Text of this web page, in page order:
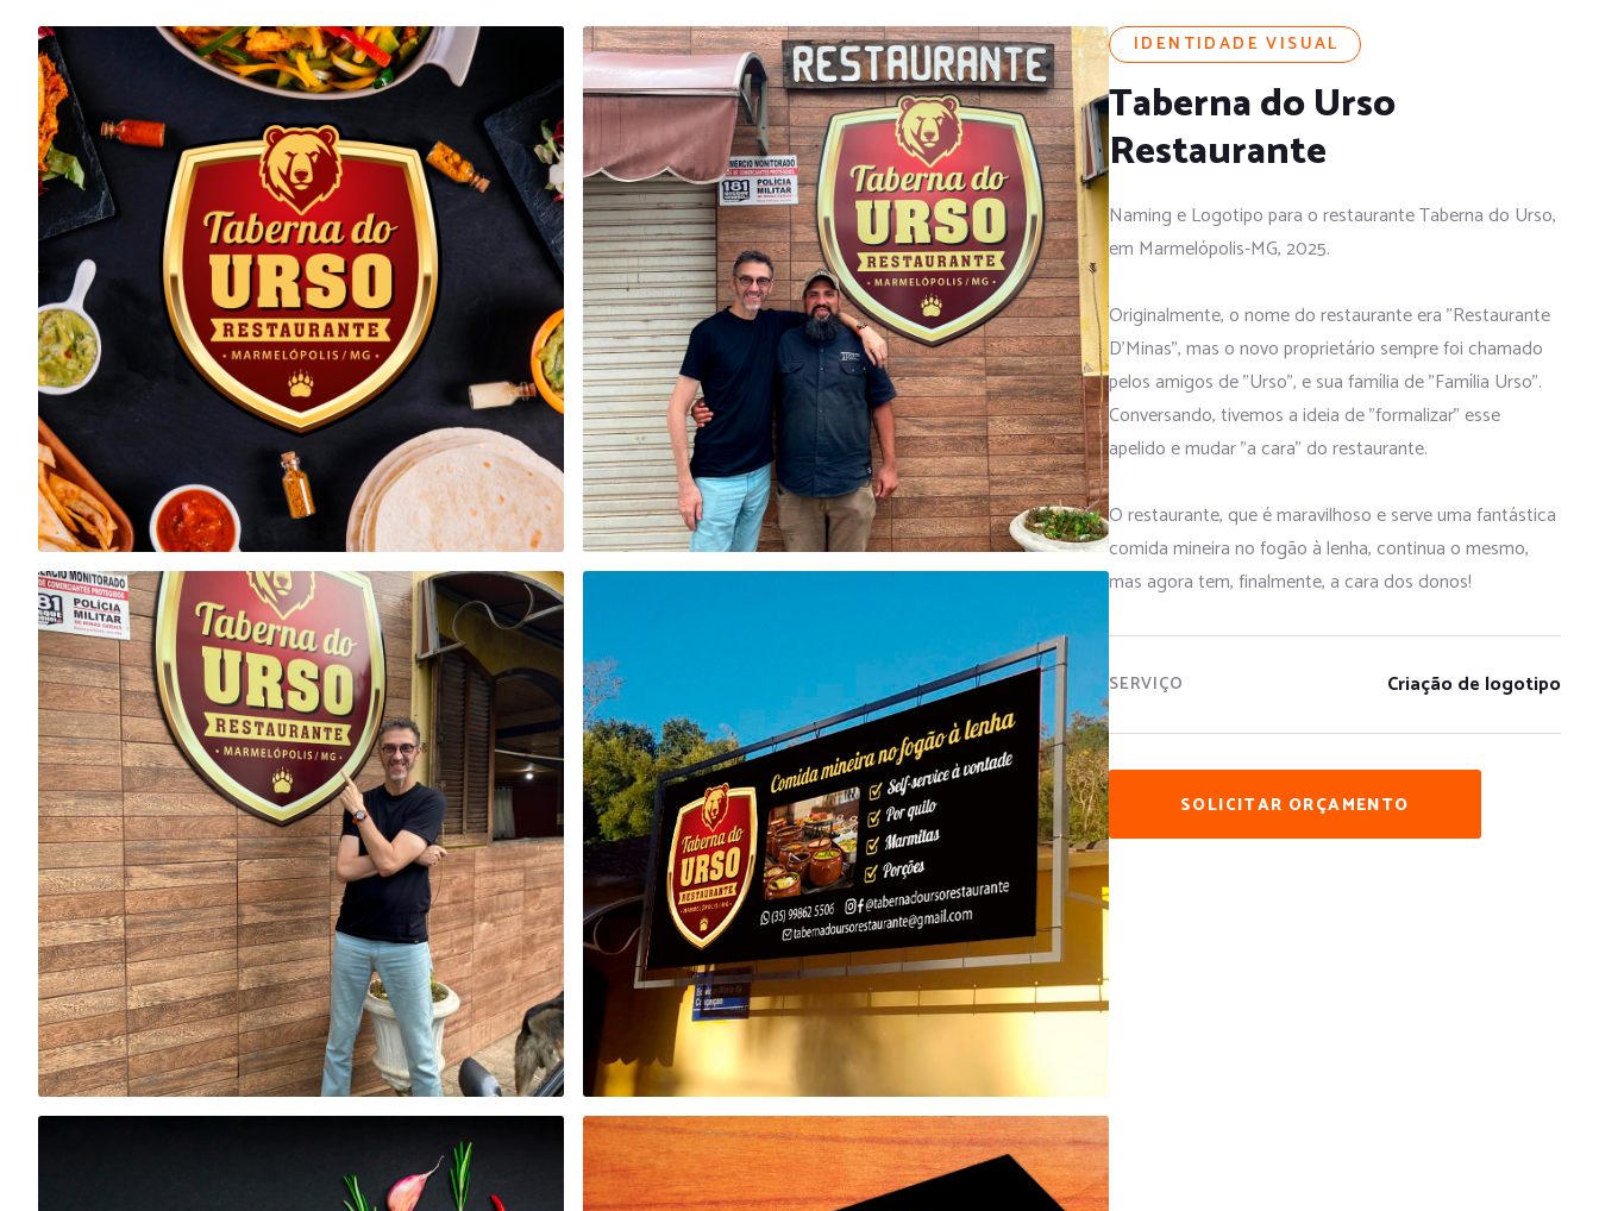
IDENTIDADE VISUAL
Taberna do Urso
Restaurante
Naming e Logotipo para o restaurante Taberna do Urso,
em Marmelópolis-MG, 2025.
Originalmente, o nome do restaurante era "Restaurante
D'Minas", mas o novo proprietário sempre foi chamado
pelos amigos de "Urso", e sua família de "Família Urso".
Conversando, tivemos a ideia de "formalizar" esse
apelido e mudar "a cara" do restaurante.
O restaurante, que é maravilhoso e serve uma fantástica
comida mineira no fogão à lenha, continua o mesmo,
mas agora tem, finalmente, a cara dos donos!
SERVIÇO Criação de logotipo
SOLICITAR ORÇAMENTO